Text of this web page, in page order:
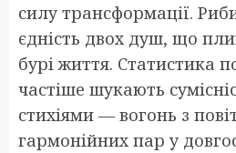
силу трансформації.
єдність двох душ, що
бурі життя. Статистика
частіше шукають
стихіями — вогонь з
гармонійних пар у